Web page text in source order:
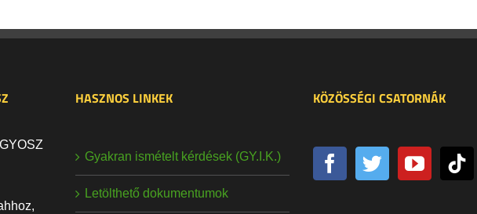
HASZNOS LINKEK
Gyakran ismételt kérdések (GY.I.K.)
Letölthető dokumentumok
KÖZÖSSÉGI CSATORNÁK